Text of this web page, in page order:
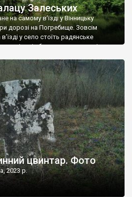
Залеських
на самому в’їзді у Вінницьку
дорозі на Погребище. Зовсім
у село стоїть радянське
жінку і яблуню, а трохи далі, десь
колії у траві – […]
цвинтар. Фото
2023 р.